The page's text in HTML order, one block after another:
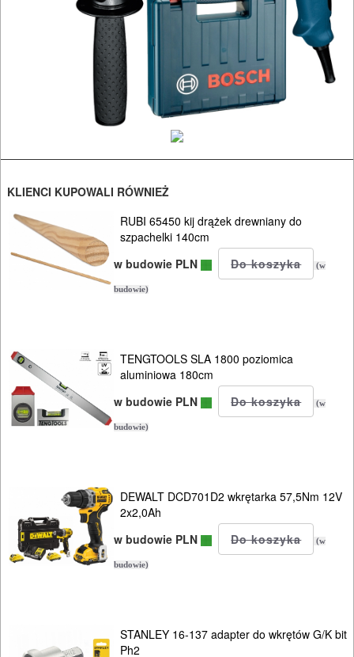
szlifierki
budowlane
szlifierki
kątowe
mimośrod.
szlifierki
oscylacyjne
szlifierki
proste
stołowe
szlifierki
tarczowe
ukosnice
do
drewna
metalu
KLIENCI KUPOWALI RÓWNIEŻ
RUBI 65450 kij drążek drewniany do
szpachelki 140cm
w budowie PLN
(w
budowie)
TENGTOOLS SLA 1800 poziomica
aluminiowa 180cm
w budowie PLN
(w
budowie)
DEWALT DCD701D2 wkrętarka 57,5Nm 12V
2x2,0Ah
w budowie PLN
(w
budowie)
STANLEY 16-137 adapter do wkrętów G/K bit
Ph2